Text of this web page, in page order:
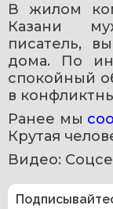
В жилом
Казани
писатель,
дома. По
спокойный
в
Ранее мы
Крутая
Видео: